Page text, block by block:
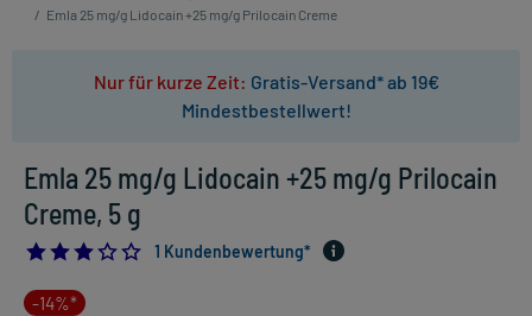
/ Emla 25 mg/g Lidocain +25 mg/g Prilocain Creme
Nur für kurze Zeit: Gratis-Versand* ab 19€
Mindestbestellwert!
Emla 25 mg/g Lidocain +25 mg/g Prilocain
Creme, 5 g
3.01 Kundenbewertung*
-14%*